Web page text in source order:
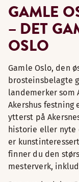
GAMLE
– DET
OSLO
Gamle Oslo, den
brosteinsbelagte
landemerker som
Akershus
ytterst på
historie eller nyte
er
finner du den
mesterverk,